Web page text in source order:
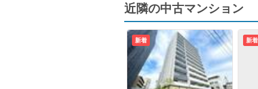
近隣の中古マンション
新着 新着